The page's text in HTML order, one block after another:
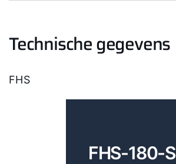
Technische gegevens
FHS
FHS-180-S